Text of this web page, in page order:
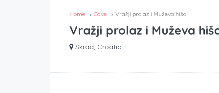
Home Cave Vražji prolaz i Muževa hiša
Vražji prolaz i Muževa
Skrad, Croatia